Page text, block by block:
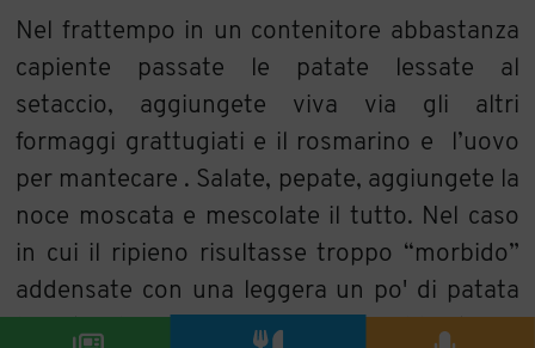
Nel frattempo in un contenitore abbastanza
capiente passate le patate lessate al
setaccio, aggiungete viva via gli altri
formaggi grattugiati e il rosmarino e l’uovo
per mantecare . Salate, pepate, aggiungete la
noce moscata e mescolate il tutto. Nel caso
in cui il ripieno risultasse troppo “morbido”
addensate con una leggera un po' di patata
lessata di più. Tirate la pasta abbastanza